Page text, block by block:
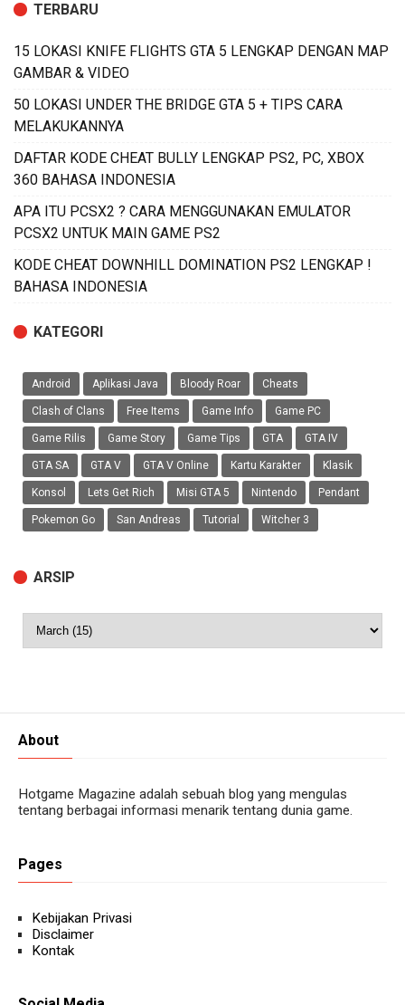
TERBARU
15 LOKASI KNIFE FLIGHTS GTA 5 LENGKAP DENGAN MAP
GAMBAR & VIDEO
50 LOKASI UNDER THE BRIDGE GTA 5 + TIPS CARA
MELAKUKANNYA
DAFTAR KODE CHEAT BULLY LENGKAP PS2, PC, XBOX
360 BAHASA INDONESIA
APA ITU PCSX2 ? CARA MENGGUNAKAN EMULATOR
PCSX2 UNTUK MAIN GAME PS2
KODE CHEAT DOWNHILL DOMINATION PS2 LENGKAP !
BAHASA INDONESIA
KATEGORI
Android Aplikasi Java Bloody Roar Cheats
Clash of Clans Free Items Game Info Game PC
Game Rilis Game Story Game Tips GTA GTA IV
GTA SA GTA V GTA V Online Kartu Karakter Klasik
Konsol Lets Get Rich Misi GTA 5 Nintendo Pendant
Pokemon Go San Andreas Tutorial Witcher 3
ARSIP
About
Hotgame Magazine adalah sebuah blog yang mengulas
tentang berbagai informasi menarik tentang dunia game.
Pages
Kebijakan Privasi
Disclaimer
Kontak